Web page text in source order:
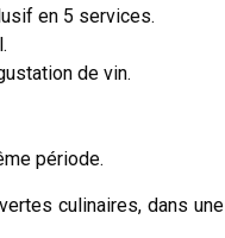
en 5 services.
de vin.
période.
culinaires, dans une